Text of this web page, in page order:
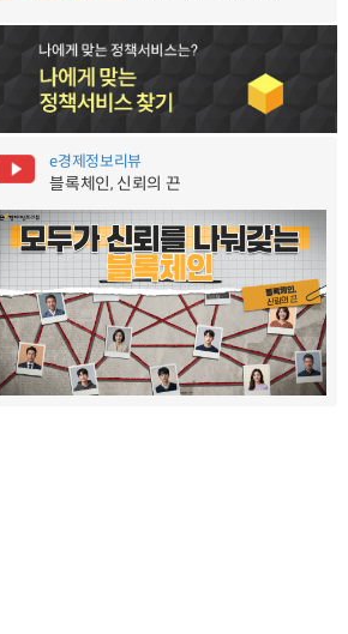
e경제정보리뷰
블록체인, 신뢰의 끈